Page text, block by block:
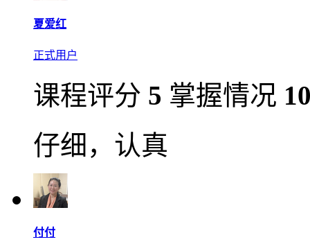
夏爱红
正式用户
课程评分 5 掌握情况
仔细，认真
付付